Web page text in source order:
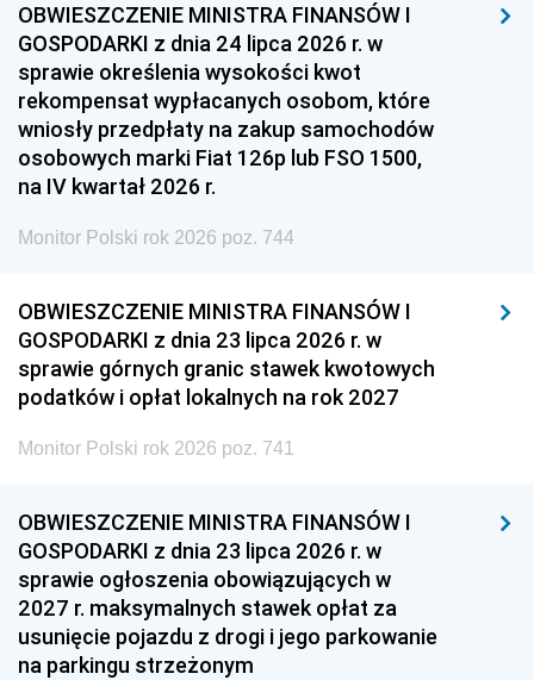
OBWIESZCZENIE MINISTRA FINANSÓW I
GOSPODARKI z dnia 24 lipca 2026 r. w
sprawie określenia wysokości kwot
rekompensat wypłacanych osobom, które
wniosły przedpłaty na zakup samochodów
osobowych marki Fiat 126p lub FSO 1500,
na IV kwartał 2026 r.
Monitor Polski rok 2026 poz. 744
OBWIESZCZENIE MINISTRA FINANSÓW I
GOSPODARKI z dnia 23 lipca 2026 r. w
sprawie górnych granic stawek kwotowych
podatków i opłat lokalnych na rok 2027
Monitor Polski rok 2026 poz. 741
OBWIESZCZENIE MINISTRA FINANSÓW I
GOSPODARKI z dnia 23 lipca 2026 r. w
sprawie ogłoszenia obowiązujących w
2027 r. maksymalnych stawek opłat za
usunięcie pojazdu z drogi i jego parkowanie
na parkingu strzeżonym